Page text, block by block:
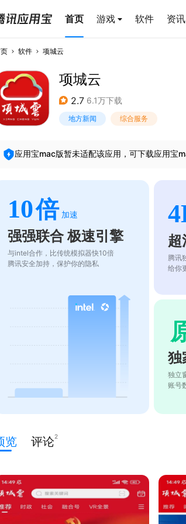
首页 游戏 软件 资讯
软件 项城云
项城云
2.7 6.1万下载
地方新闻 综合服务
应用宝mac版暂未适配该应用，可下载应用宝
10倍 加速
强强联合 极速引擎
与intel合作，比传统模拟器快10倍
腾讯安全加持，保护你的隐私
超
腾讯
给你
独
独立
账号
览 评论2